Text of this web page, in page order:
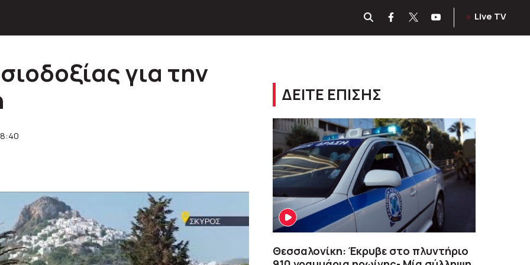
Live TV
για την
ΔΕΙΤΕ ΕΠΙΣΗΣ
Θεσσαλονίκη: Έκρυβε στο πλυντήριο